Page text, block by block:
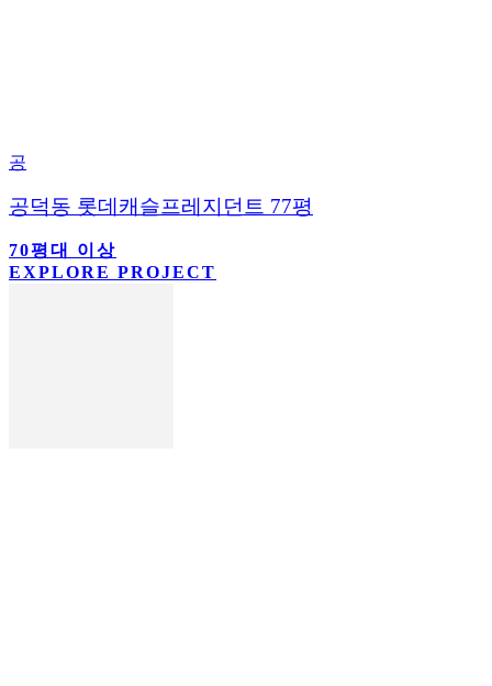
공
공덕동 롯데캐슬프레지던트 77평
70평대 이상
EXPLORE PROJECT